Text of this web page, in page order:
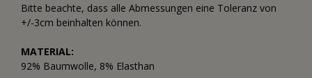
Bitte beachte, dass alle Abmessungen eine Toleranz von
+/-3cm beinhalten können.
MATERIAL:
92% Baumwolle, 8% Elasthan